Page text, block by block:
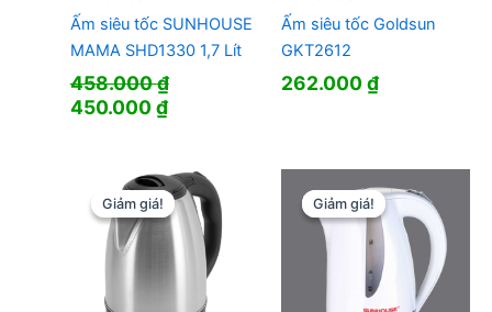
Ấm siêu tốc SUNHOUSE
MAMA SHD1330 1,7 Lít
458.000₫
Giá
458.000 ₫.
450.000₫Giá
là:
450.000 ₫.
Ấm siêu tốc Goldsun
GKT2612
262.000₫
Giảm giá!
Giảm giá! Giảm giá!
Giảm giá!